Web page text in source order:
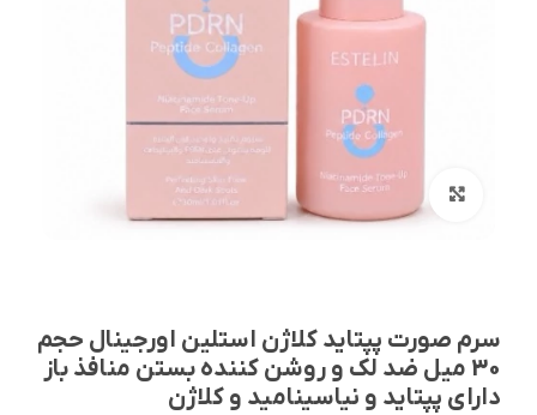
بزرگنمایی تصویر
سرم صورت پپتاید کلاژن استلین اورجینال حجم
30 میل ضد لک و روشن کننده بستن منافذ باز
دارای پپتاید و نیاسینامید و کلاژن